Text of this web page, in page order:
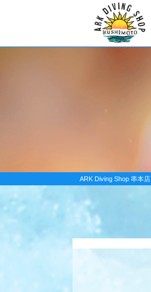
ARK Diving Shop 串本店